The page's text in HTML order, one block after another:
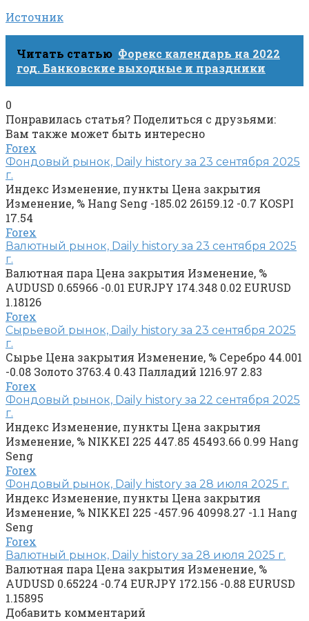
Источник
Читать статью Форекс календарь на 2022
год. Банковские выходные и праздники
0
Понравилась статья? Поделиться с друзьями:
Вам также может быть интересно
Forex
Фондовый рынок, Daily history за 23 сентября 2025
г.
Индекс Изменение, пункты Цена закрытия
Изменение, % Hang Seng -185.02 26159.12 -0.7 KOSPI
17.54
Forex
Валютный рынок, Daily history за 23 сентября 2025
г.
Валютная пара Цена закрытия Изменение, %
AUDUSD 0.65966 -0.01 EURJPY 174.348 0.02 EURUSD
1.18126
Forex
Сырьевой рынок, Daily history за 23 сентября 2025
г.
Сырье Цена закрытия Изменение, % Серебро 44.001
-0.08 Золото 3763.4 0.43 Палладий 1216.97 2.83
Forex
Фондовый рынок, Daily history за 22 сентября 2025
г.
Индекс Изменение, пункты Цена закрытия
Изменение, % NIKKEI 225 447.85 45493.66 0.99 Hang
Seng
Forex
Фондовый рынок, Daily history за 28 июля 2025 г.
Индекс Изменение, пункты Цена закрытия
Изменение, % NIKKEI 225 -457.96 40998.27 -1.1 Hang
Seng
Forex
Валютный рынок, Daily history за 28 июля 2025 г.
Валютная пара Цена закрытия Изменение, %
AUDUSD 0.65224 -0.74 EURJPY 172.156 -0.88 EURUSD
1.15895
Добавить комментарий